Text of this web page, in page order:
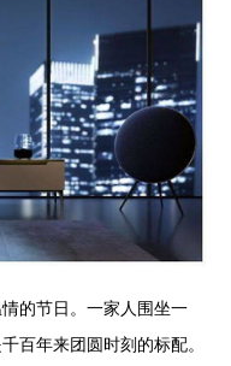
的节日。一家人围坐一
百年来团圆时刻的标配。